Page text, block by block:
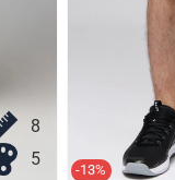
8
5
-13%